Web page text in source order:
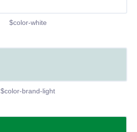
$color-white
$color-brand-light